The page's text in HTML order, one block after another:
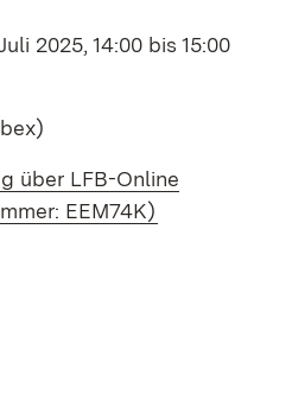
2025, 14:00 bis 15:00
in neuem Fenster)
über LFB-Online
EEM74K)